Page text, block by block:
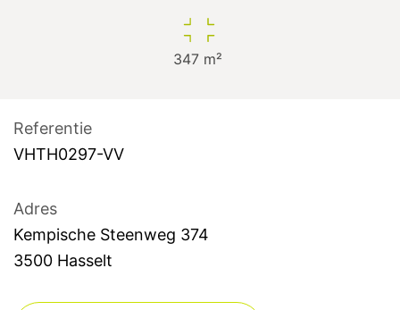
347m²
Referentie
VHTH0297-VV
Adres
Kempische Steenweg 374
3500 Hasselt